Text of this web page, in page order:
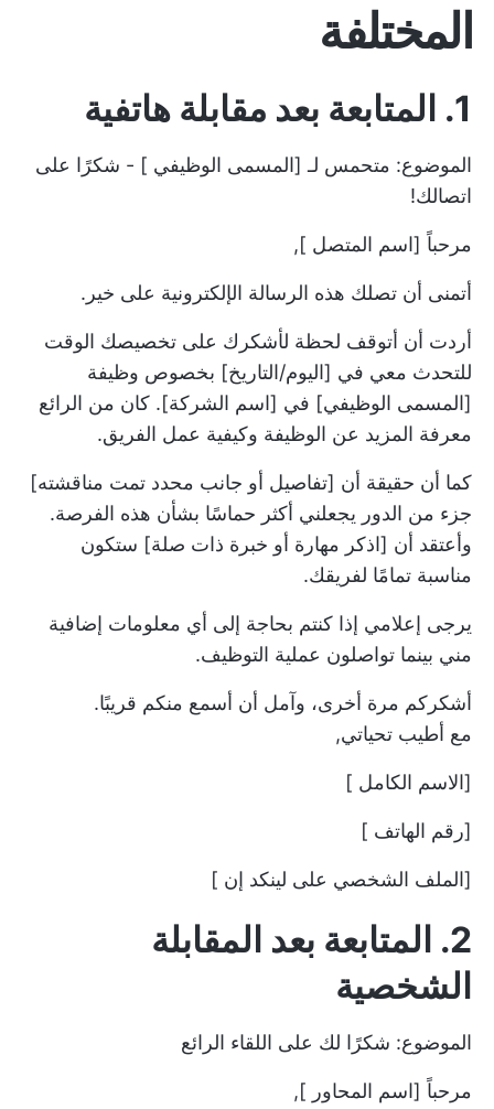
المختلفة
1. المتابعة بعد مقابلة هاتفية
الموضوع: متحمس لـ [المسمى الوظيفي ] - شكرًا على
اتصالك!
مرحباً [اسم المتصل ],
أتمنى أن تصلك هذه الرسالة الإلكترونية على خير.
أردت أن أتوقف لحظة لأشكرك على تخصيصك الوقت
للتحدث معي في [اليوم/التاريخ] بخصوص وظيفة
[المسمى الوظيفي] في [اسم الشركة]. كان من الرائع
معرفة المزيد عن الوظيفة وكيفية عمل الفريق.
كما أن حقيقة أن [تفاصيل أو جانب محدد تمت مناقشته]
جزء من الدور يجعلني أكثر حماسًا بشأن هذه الفرصة.
وأعتقد أن [اذكر مهارة أو خبرة ذات صلة] ستكون
مناسبة تمامًا لفريقك.
يرجى إعلامي إذا كنتم بحاجة إلى أي معلومات إضافية
مني بينما تواصلون عملية التوظيف.
أشكركم مرة أخرى، وآمل أن أسمع منكم قريبًا.
مع أطيب تحياتي,
[الاسم الكامل ]
[رقم الهاتف ]
[الملف الشخصي على لينكد إن ]
2. المتابعة بعد المقابلة
الشخصية
الموضوع: شكرًا لك على اللقاء الرائع
مرحباً [اسم المحاور ],